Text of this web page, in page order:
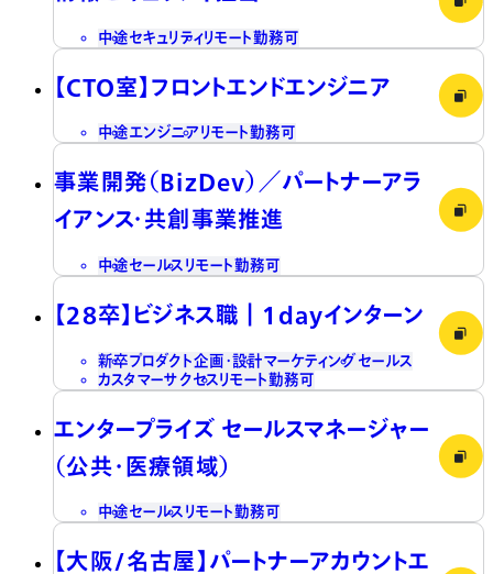
中途セキュリティリモート勤務可
【CTO室】フロントエンドエンジニア
中途エンジニア リモート勤務可
事業開発（BizDev）／パートナーアラ
イアンス・共創事業推進
中途セールス リモート勤務可
【28卒】ビジネス職┃1dayインターン
新卒プロダクト企画・設計マーケティングセールス
カスタマーサクセス リモート勤務可
エンタープライズ セールスマネージャー
（公共・医療領域）
中途セールス リモート勤務可
【大阪/名古屋】パートナーアカウントエ